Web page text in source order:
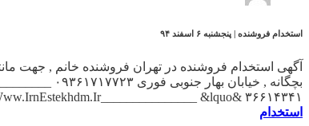
استخدام فروشنده | پنجشنبه ۶ اسفند ۹۴
۳۶۶۱۴۳۴۱ &ndsh; ۳۶۶۱۴۴۰۵ _______________Www.IrnEstekhdm.Ir_______________ &lquo;مارال چرم&rquo; , سرپرست […]
استخدام